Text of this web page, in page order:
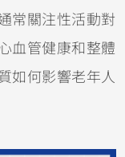
常關注性活動對
血管健康和整體
如何影響老年人